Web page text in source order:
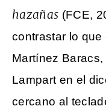
hazañas (FCE,
contrastar lo que
Martínez
Lampart en el
cercano al